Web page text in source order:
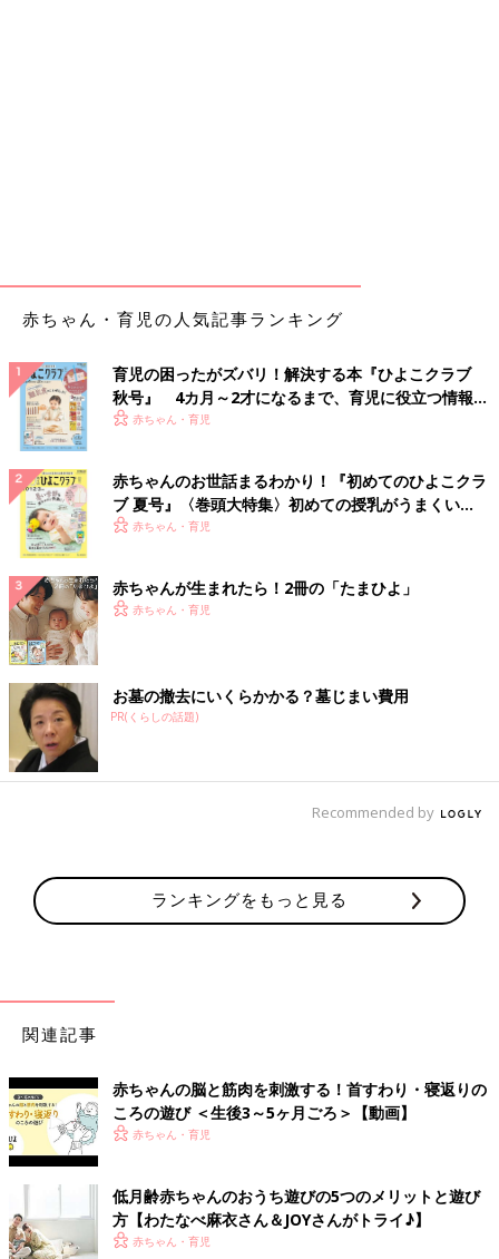
ン・クルクル
赤ちゃんがねんねの体勢でも楽しめる遊びです。
指や綿棒で赤ちゃんの足の裏を刺激すると、反射で足の指をギュ
んであげましょう。（金元先生）
赤ちゃん・育児の人気記事ランキング
育児の困ったがズバリ！解決する本『ひよこクラブ
秋号』 4カ月～2才になるまで、育児に役立つ情報が
いっぱい！
赤ちゃん・育児
赤ちゃんのお世話まるわかり！『初めてのひよこクラ
ブ 夏号』〈巻頭大特集〉初めての授乳がうまくい
く！ おっぱい・ミルクの基本と夏のトラブル 解決テ
赤ちゃん・育児
赤ちゃんが生まれたら！2冊の「たまひよ」
赤ちゃん・育児
お墓の撤去にいくらかかる？墓じまい費用
PR(くらしの話題)
Recommended by
ランキングをもっと見る
関連記事
赤ちゃんの脳と筋肉を刺激する！首すわり・寝返りの
ころの遊び ＜生後3～5ヶ月ごろ＞【動画】
赤ちゃん・育児
低月齢赤ちゃんのおうち遊びの5つのメリットと遊び
方【わたなべ麻衣さん＆JOYさんがトライ♪】
赤ちゃん・育児